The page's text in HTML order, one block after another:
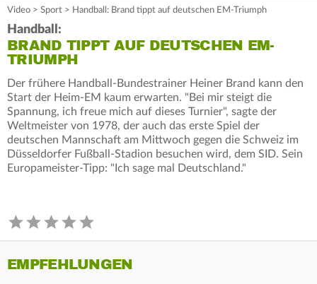
Video > Sport > Handball: Brand tippt auf deutschen EM-Triumph
Handball:
BRAND TIPPT AUF DEUTSCHEN EM-
TRIUMPH
Der frühere Handball-Bundestrainer Heiner Brand kann den
Start der Heim-EM kaum erwarten. "Bei mir steigt die
Spannung, ich freue mich auf dieses Turnier", sagte der
Weltmeister von 1978, der auch das erste Spiel der
deutschen Mannschaft am Mittwoch gegen die Schweiz im
Düsseldorfer Fußball-Stadion besuchen wird, dem SID. Sein
Europameister-Tipp: "Ich sage mal Deutschland."
EMPFEHLUNGEN